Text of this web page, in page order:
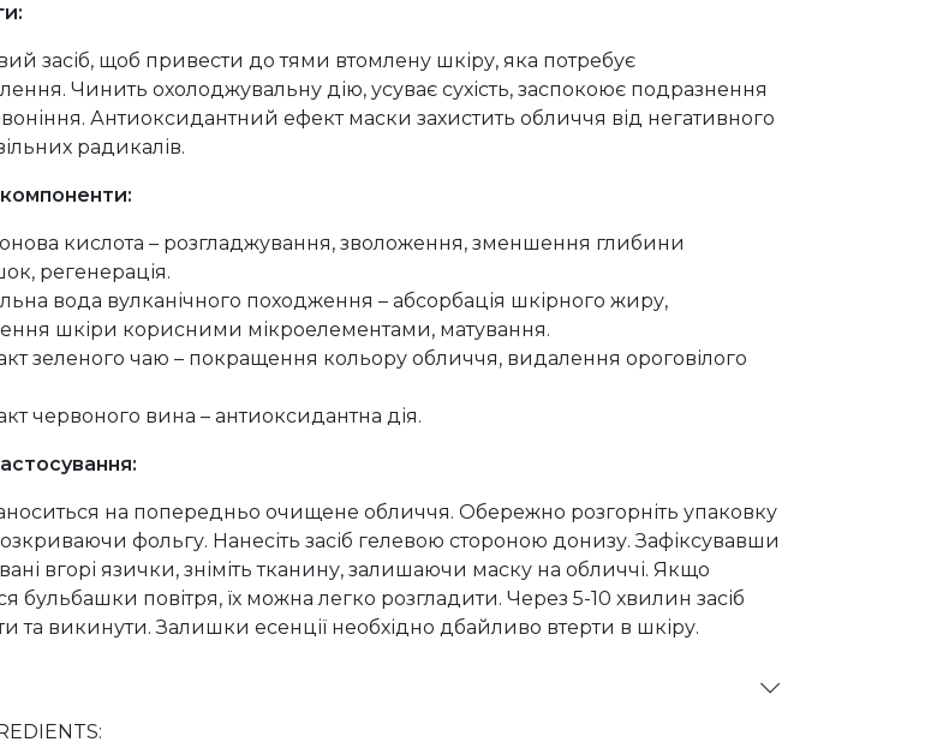
засіб, щоб привести до тями втомлену шкіру, яка потребує
Чинить охолоджувальну дію, усуває сухість, заспокоює подразнення
Антиоксидантний ефект маски захистить обличчя від негативного
радикалів.
кислота – розгладжування, зволоження, зменшення глибини
регенерація.
вода вулканічного походження – абсорбація шкірного жиру,
шкіри корисними мікроелементами, матування.
зеленого чаю – покращення кольору обличчя, видалення ороговілого
червоного вина – антиоксидантна дія.
на попередньо очищене обличчя. Обережно розгорніть упаковку
фольгу. Нанесіть засіб гелевою стороною донизу. Зафіксувавши
вгорі язички, зніміть тканину, залишаючи маску на обличчі. Якщо
бульбашки повітря, їх можна легко розгладити. Через 5-10 хвилин засіб
та викинути. Залишки есенції необхідно дбайливо втерти в шкіру.